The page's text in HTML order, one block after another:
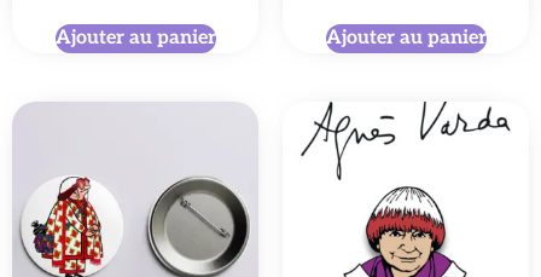
Ajouter au panier Ajouter au panier